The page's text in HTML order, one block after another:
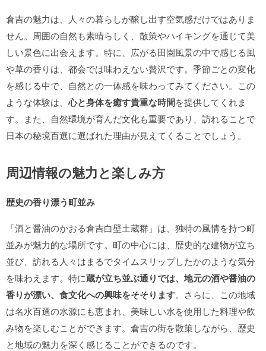
倉吉の魅力は、人々の暮らしが醸し出す空気感だけではありま
せん。周囲の自然も素晴らしく、散策やハイキングを通じて美
しい景色に出会えます。特に、広がる田園風景の中で感じる風
や草の香りは、都会では味わえない贅沢です。季節ごとの変化
を感じる中で、自然との一体感を味わってみてください。この
ような体験は、心と身体を癒す貴重な時間を提供してくれま
す。また、自然環境が育んだ文化も重要であり、訪れることで
日本の秘境百選に選ばれた理由が見えてくることでしょう。
周辺情報の魅力と楽しみ方
歴史の香り漂う町並み
「酒と醤油のかおる倉吉白壁土蔵群」は、独特の風情を持つ町
並みが魅力的な場所です。町の中心には、歴史的な建物が立ち
並び、訪れる人々はまるでタイムスリップしたかのような気分
を味わえます。特に蔵が立ち並ぶ通りでは、地元の酒や醤油の
香りが漂い、食文化への興味をそそります。さらに、この地域
は名水百選の水源にも恵まれ、美味しい水を使用した料理や飲
み物を楽しむことができます。倉吉の街を散策しながら、歴史
と地域の魅力を深く感じることができるのです。